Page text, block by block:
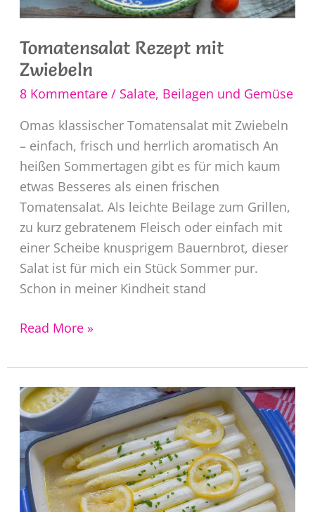
Tomatensalat Rezept mit
Zwiebeln
8 Kommentare / Salate, Beilagen und Gemüse
Omas klassischer Tomatensalat mit Zwiebeln
– einfach, frisch und herrlich aromatisch An
heißen Sommertagen gibt es für mich kaum
etwas Besseres als einen frischen
Tomatensalat. Als leichte Beilage zum Grillen,
zu kurz gebratenem Fleisch oder einfach mit
einer Scheibe knusprigem Bauernbrot, dieser
Salat ist für mich ein Stück Sommer pur.
Schon in meiner Kindheit stand
Tomatensalat
mit
Zwiebeln
Read More »